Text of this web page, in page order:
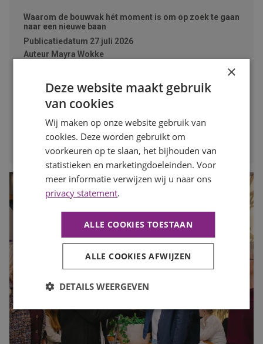
Waarom de bouwvak hét moment is om op zoek te gaan
naar een nieuwe baan
Publicatiedatum 27 juli 2026
Auteur Mayra Wokke
Veel mensen denken dat solliciteren tijdens de bouwvak
moment om op zoek te gaan naar een nieuwe baan. In
deze blog lees je waarom.
LEES MEER
×
Deze website maakt gebruik
van cookies
Wij maken op onze website gebruik van
cookies. Deze worden gebruikt om
voorkeuren op te slaan, het bijhouden van
statistieken en marketingdoeleinden. Voor
meer informatie verwijzen wij u naar ons
privacy statement.
ALLE COOKIES TOESTAAN
ALLE COOKIES AFWIJZEN
DETAILS WEERGEVEN